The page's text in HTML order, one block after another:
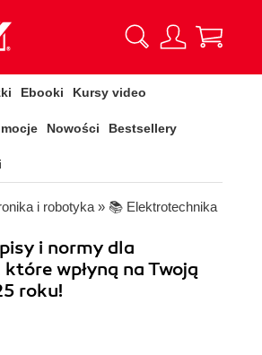
Ebooki Kursy video
Nowości Bestsellery
i robotyka » 📚 Elektrotechnika
i normy dla
wpłyną na Twoją
roku!